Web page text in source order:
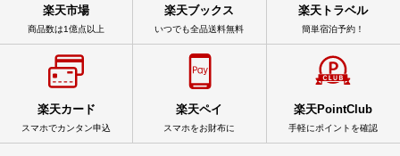
楽天市場
商品数は1億点以上
楽天ブックス
いつでも全品送料無料
楽天トラベル
簡単宿泊予約！
楽天カード
スマホでカンタン申込
楽天ペイ
スマホをお財布に
楽天PointClub
手軽にポイントを確認